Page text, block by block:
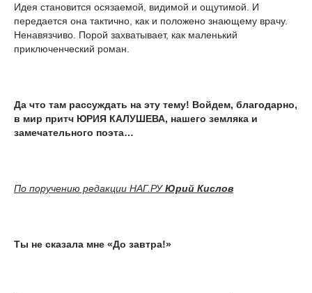
Идея становится осязаемой, видимой и ощутимой. И
передается она тактично, как и положено знающему врачу.
Ненавязчиво. Порой захватывает, как маленький
приключенческий роман.
Да что там рассуждать на эту тему! Войдем, благодарно,
в мир притч ЮРИЯ КАЛУШЕВА, нашего земляка и
замечательного поэта…
По поручению редакции НАГ.РУЮрий Кислов
Ты не сказала мне «До завтра!»